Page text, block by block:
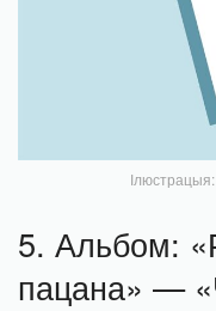
5. Альбом:
пацана» —